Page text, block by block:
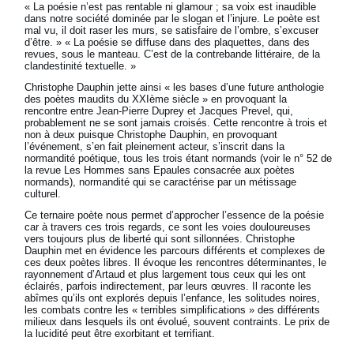
« La poésie n’est pas rentable ni glamour ; sa voix est inaudible
dans notre société dominée par le slogan et l’injure. Le poète est
mal vu, il doit raser les murs, se satisfaire de l’ombre, s’excuser
d’être. » « La poésie se diffuse dans des plaquettes, dans des
revues, sous le manteau. C’est de la contrebande littéraire, de la
clandestinité textuelle. »
Christophe Dauphin jette ainsi « les bases d’une future anthologie
des poètes maudits du XXIème siècle » en provoquant la
rencontre entre Jean-Pierre Duprey et Jacques Prevel, qui,
probablement ne se sont jamais croisés. Cette rencontre à trois et
non à deux puisque Christophe Dauphin, en provoquant
l’événement, s’en fait pleinement acteur, s’inscrit dans la
normandité poétique, tous les trois étant normands (voir le n° 52 de
la revue Les Hommes sans Epaules consacrée aux poètes
normands), normandité qui se caractérise par un métissage
culturel.
Ce ternaire poète nous permet d’approcher l’essence de la poésie
car à travers ces trois regards, ce sont les voies douloureuses
vers toujours plus de liberté qui sont sillonnées. Christophe
Dauphin met en évidence les parcours différents et complexes de
ces deux poètes libres. Il évoque les rencontres déterminantes, le
rayonnement d’Artaud et plus largement tous ceux qui les ont
éclairés, parfois indirectement, par leurs œuvres. Il raconte les
abîmes qu’ils ont explorés depuis l’enfance, les solitudes noires,
les combats contre les « terribles simplifications » des différents
milieux dans lesquels ils ont évolué, souvent contraints. Le prix de
la lucidité peut être exorbitant et terrifiant.